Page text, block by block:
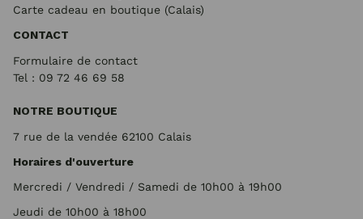
Carte cadeau en boutique (Calais)
CONTACT
Formulaire de contact
Tel : 09 72 46 69 58
NOTRE BOUTIQUE
7 rue de la vendée 62100 Calais
Horaires d'ouverture
Mercredi / Vendredi / Samedi de 10h00 à 19h00
Jeudi de 10h00 à 18h00